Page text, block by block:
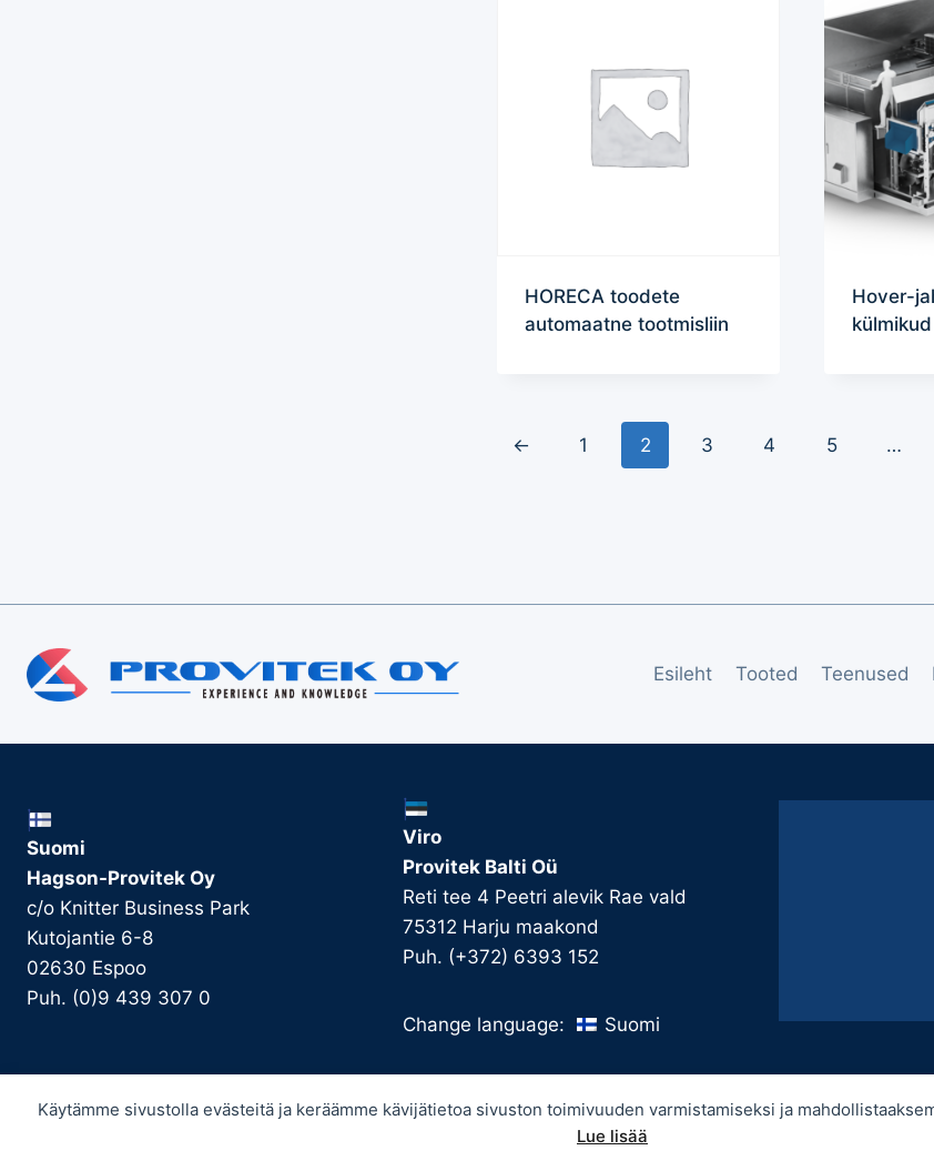
Käytämme sivustolla evästeitä ja keräämme kävijätietoa sivuston toimivuuden varmistamiseksi ja
Lue lisää
HORECA toodete
automaatne tootmisliin
Hover-
külmikud
← 1 2 3 4 5 …
Esileht Tooted Teenused
Suomi
Hagson-Provitek Oy
c/o Knitter Business Park
Kutojantie 6-8
02630 Espoo
Puh. (0)9 439 307 0
Viro
Provitek Balti Oü
Reti tee 4 Peetri alevik Rae vald
75312 Harju maakond
Puh. (+372) 6393 152
Change language: Suomi